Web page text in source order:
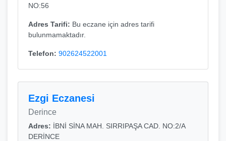
NO:56
Adres Tarifi: Bu eczane için adres tarifi
bulunmamaktadır.
Telefon: 902624522001
Ezgi Eczanesi
Derince
Adres: İBNİ SİNA MAH. SIRRIPAŞA CAD. NO:2/A
DERİNCE